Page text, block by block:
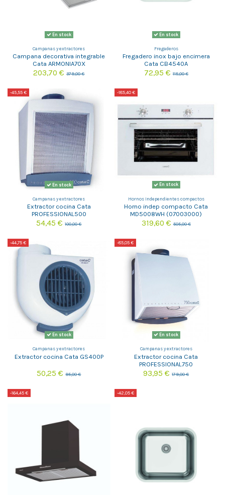
En stock
Campanas y extractores
Campana decorativa integrable
Cata ARMONIA70X
203,70 €379,00 €
En stock
Fregaderos
Fregadero inox bajo encimera
Cata CB4540A
72,95 €115,00 €
-45,55 €
En stock
Campanas y extractores
Extractor cocina Cata
PROFESSIONAL500
54,45 €100,00 €
-185,40 €
En stock
Hornos Independientes compactos
Horno indep compacto Cata
MD5008WH (07003000)
319,60 €505,00 €
-44,75 €
En stock
Campanas y extractores
Extractor cocina Cata GS400P
50,25 €95,00 €
-85,05 €
En stock
Campanas y extractores
Extractor cocina Cata
PROFESSIONAL750
93,95 €179,00 €
-164,45 € -42,05 €